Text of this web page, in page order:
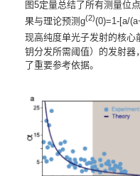
图5定量总结了所有测量位
果与理论预测g(2)(0)=1-[a/
现高纯度单光子发射的核
钥分发所需阈值）的发射器
了重要参考依据。